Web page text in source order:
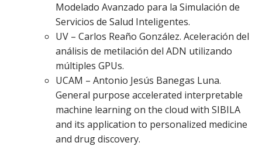
Modelado Avanzado para la Simulación de
Servicios de Salud Inteligentes.
UV – Carlos Reaño González. Aceleración del
análisis de metilación del ADN utilizando
múltiples GPUs.
UCAM – Antonio Jesús Banegas Luna.
General purpose accelerated interpretable
machine learning on the cloud with SIBILA
and its application to personalized medicine
and drug discovery.